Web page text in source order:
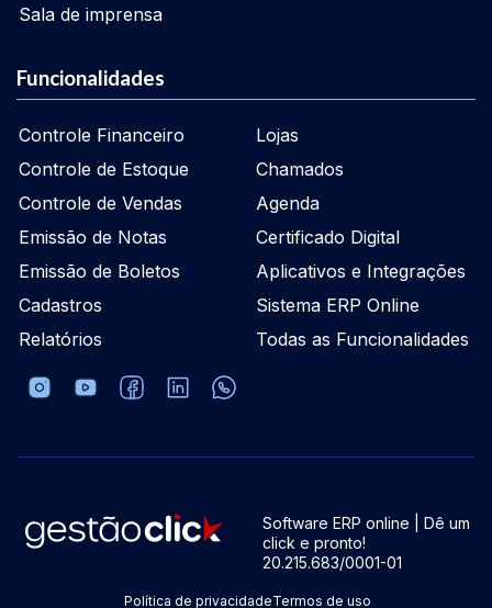
Sala de imprensa
Funcionalidades
Controle Financeiro
Controle de Estoque
Controle de Vendas
Emissão de Notas
Emissão de Boletos
Cadastros
Relatórios
Lojas
Chamados
Agenda
Certificado Digital
Aplicativos e Integrações
Sistema ERP Online
Todas as Funcionalidades
Software ERP online | Dê um
click e pronto!
20.215.683/0001-01
Política de privacidadeTermos de uso